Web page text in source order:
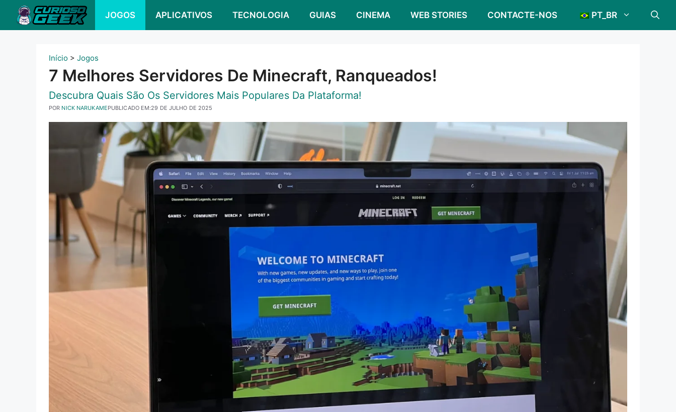
Pular
para
JOGOS APLICATIVOS TECNOLOGIA GUIAS CINEMA WEB STORIES CONTACTE-NOS PT_BR
Início > Jogos
7 Melhores Servidores De Minecraft, Ranqueados!
Descubra Quais São Os Servidores Mais Populares Da Plataforma!
PUBLICADO EM:29 DE JULHO DE 2025
POR NICK NARUKAME